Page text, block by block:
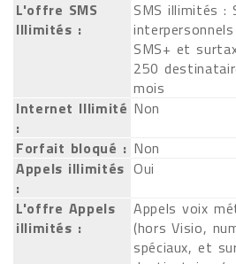
L'offre SMS
Illimités :
SMS illimités :
SMS+ et
250
mois
Internet Illimité
:
Non
Forfait bloqué : Non
Appels illimités
:
Oui
L'offre Appels
illimités :
Appels voix
(hors Visio,
spéciaux, et